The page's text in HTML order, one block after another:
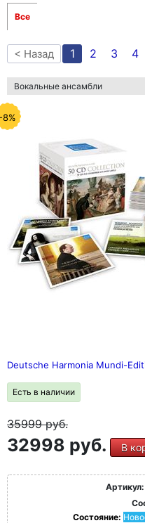
Все
< Назад 1 2 3 4
Вокальные ансамбли
8%
Deutsche Harmonia Mundi-
Есть в наличии
35999руб.
32998 руб. В
Артикул:
Состояние: